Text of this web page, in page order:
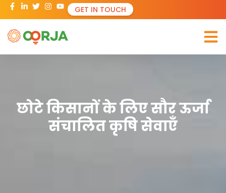
GET IN TOUCH
छोटे किसानों के लिए सौर ऊर्जा
संचालित कृषि सेवाएँ